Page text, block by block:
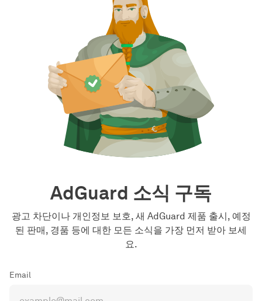
AdGuard 소식 구독
광고 차단이나 개인정보 보호, 새 AdGuard 제품 출시, 예정
된 판매, 경품 등에 대한 모든 소식을 가장 먼저 받아 보세
요.
Email